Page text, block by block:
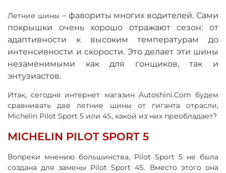
Летние шины –фавориты многих водителей. Сами
покрышки очень хорошо отражают сезон: от
адаптивности к высоким температурам до
интенсивности и скорости. Это делает эти шины
незаменимыми как для гонщиков, так и
энтузиастов.
Итак, сегодня интернет магазин Autoshini.Com будем
сравнивать две летние шины от гиганта отрасли,
Michelin Pilot Sport 5 или 4S, какой из них преобладает?
MICHELIN PILOT SPORT 5
Вопреки мнению большинства, Pilot Sport 5 не была
создана для замены Pilot Sport 4S. Вместо этого она